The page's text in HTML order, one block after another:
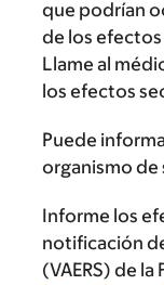
que podrían
de los
Llame al
los efectos
Puede
organismo de
Informe los
notificación
(VAERS) de la